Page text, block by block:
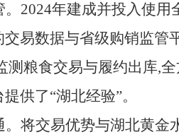
2024年建成并投入使用
易数据与省级购销监管
测粮食交易与履约出库,
供了“湖北经验”。
将交易优势与湖北黄